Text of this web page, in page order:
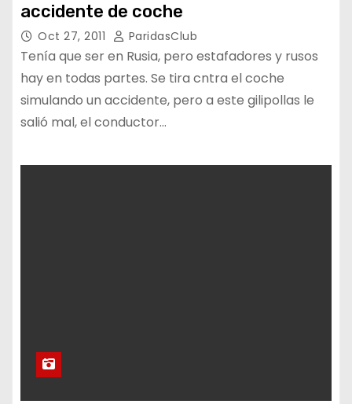
accidente de coche
Oct 27, 2011 ParidasClub
Tenía que ser en Rusia, pero estafadores y rusos
hay en todas partes. Se tira cntra el coche
simulando un accidente, pero a este gilipollas le
salió mal, el conductor…